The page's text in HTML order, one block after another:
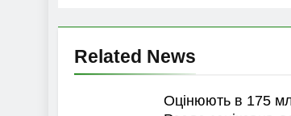
Related News
Оцінюють в 175